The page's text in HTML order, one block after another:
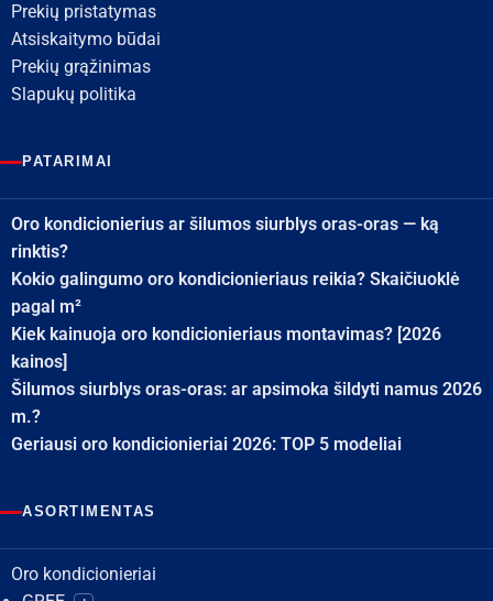
Prekių pristatymas
Atsiskaitymo būdai
Prekių grąžinimas
Slapukų politika
PATARIMAI
Oro kondicionierius ar šilumos siurblys oras-oras — ką
rinktis?
Kokio galingumo oro kondicionieriaus reikia? Skaičiuoklė
pagal m²
Kiek kainuoja oro kondicionieriaus montavimas? [2026
kainos]
Šilumos siurblys oras-oras: ar apsimoka šildyti namus 2026
m.?
Geriausi oro kondicionieriai 2026: TOP 5 modeliai
ASORTIMENTAS
Oro kondicionieriai